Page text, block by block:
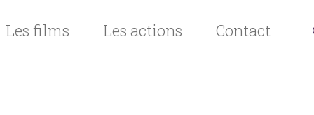
Les films Les actions Contact